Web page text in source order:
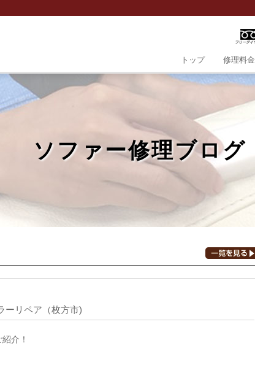
トップ 修理料金
ソファー修理ブログ
リペア（枚方市)
介！